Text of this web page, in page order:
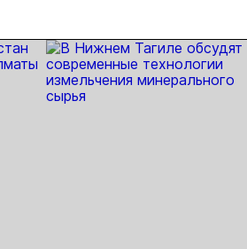
риски и